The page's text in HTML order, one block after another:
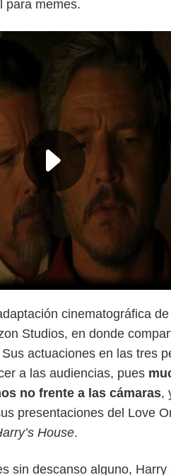
para memes.
cinematográfica
Studios, en donde
Sus actuaciones en las tres
a las audiencias, pues
no frente a las cámaras,
presentaciones del Love
House.
sin descanso alguno, Harry
Twitter @AgustinAlmo